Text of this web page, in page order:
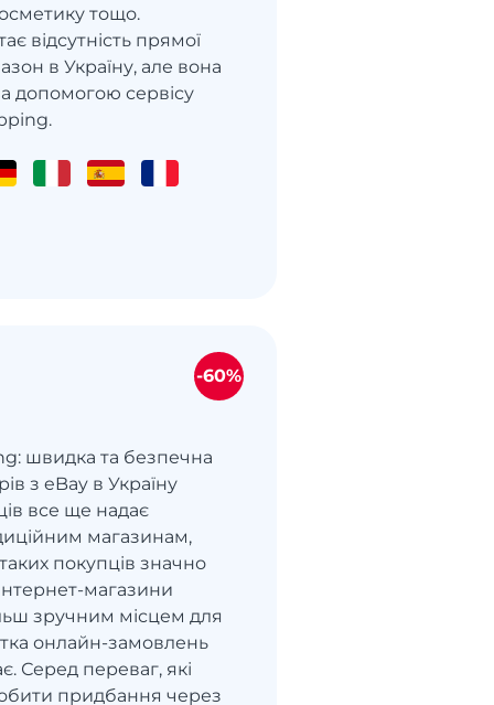
тощо.
відсутність прямої
в Україну, але вона
допомогою сервісу
швидка та безпечна
з eBay в Україну
все ще надає
магазинам,
таких покупців значно
магазини
зручним місцем для
онлайн-замовлень
Серед переваг, які
придбання через
-60%